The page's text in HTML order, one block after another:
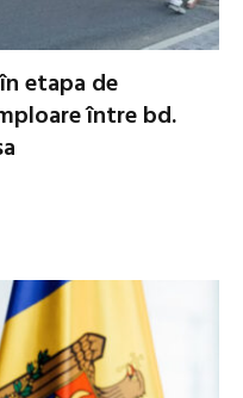
etapa de
între bd.